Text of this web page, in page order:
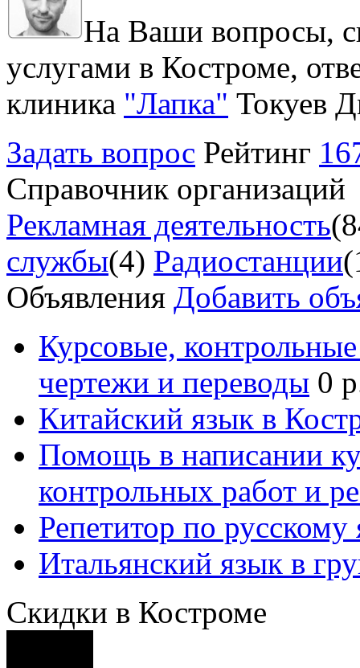
На Ваши вопросы,
услугами в Костроме,
клиника "Лапка" Токуев
Задать вопрос Рейтинг
Справочник организаций
Рекламная деятельность
службы(4) Радиостанции
Объявления Добавить
Курсовые,
чертежи и переводы 0
Китайский язык в
Помощь в написании
контрольных работ и
Репетитор по русскому
Итальянский язык в
Скидки в Костроме